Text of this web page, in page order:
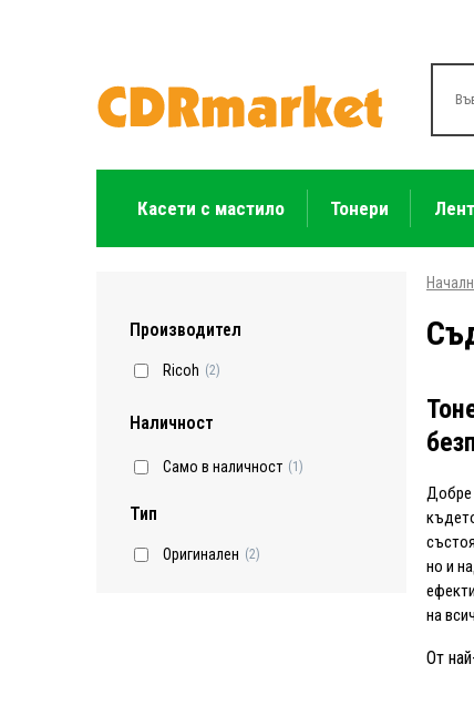
Касети с мастило Тонери
Производител
Ricoh (2)
Наличност
Само в наличност (1)
Тип
Оригинален (2)
Добре
но и
на
От